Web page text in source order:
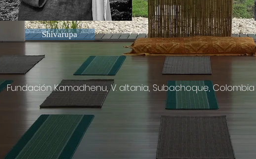
Shivarupa
Fundación Kamadhenu, V. altania, Subachoque, Colombia